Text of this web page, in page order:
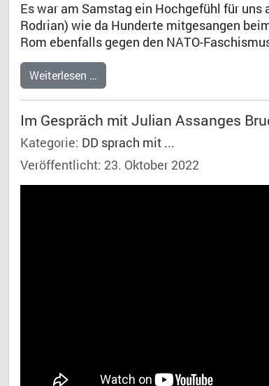
Es war am Samstag ein Hochgefühl für uns
Rodrian) wie da Hunderte mitgesangen
Rom ebenfalls gegen den NATO-
Weiterlesen …
Im Gespräch mit Julian Assanges
Kategorie: DD sprach mit ...
Veröffentlicht: 23. Oktober 2022